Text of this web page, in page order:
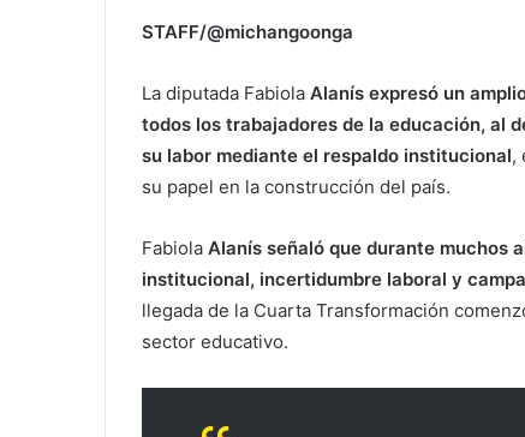
STAFF/@michangoonga
La diputada Fabiola Alanís expresó un
todos los trabajadores de la educación, al
su labor mediante el respaldo institucional,
su papel en la construcción del país.
Fabiola Alanís señaló que durante muchos
institucional, incertidumbre laboral y
llegada de la Cuarta Transformación
sector educativo.